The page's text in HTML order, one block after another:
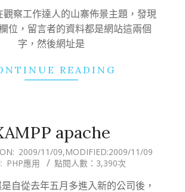
觀察工作達人的山寨佈景主題，發現
位，留言者的資料都是網站這兩個
字，然後網址是
READING
apache
ON: 2009/11/09,MODIFIED:2009/11/09
PHP應用 點閱人數：3,390次
自從去年五月多進入新的公司後，